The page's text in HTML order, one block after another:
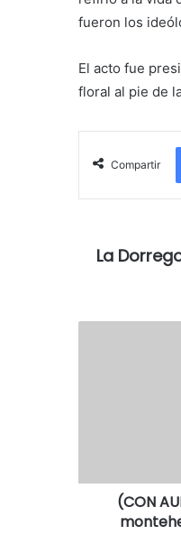
fueron los
El acto fue
floral al pie de
Compartir
La
(CON